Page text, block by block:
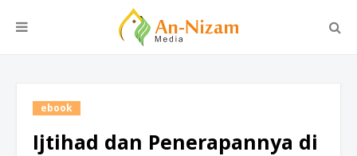
ebook
Ijtihad dan Penerapannya di